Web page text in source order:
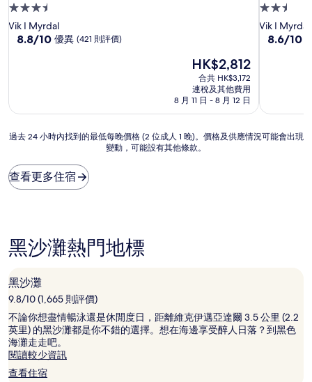
3.5
星
級
Vik I Myrdal
8.8
分)，
異，
則
評
價)
8.8/10 優異 (421 則評價)
現
售
HK$2,812
HK$2,812
合共 HK$3,172
連稅及其他費用
8 月 11 日 - 8 月 12 日
2.5
星
級
Vik I Myrdal
8.6
分)，
異，
8.6/10
過
小
時
的
最
晚
價
格
(2
位
成
人
1
過去 24 小時內找到的最低每晚價格 (2 位成人 1 晚)。價格及供應情況可能會出現
變動，可能設有其他條款。
查看更多住宿
黑沙灘熱門地標
黑沙灘
9.8/10 (1,665 則評價)
不論你想盡情暢泳還是休閒度日，距離維克伊邁亞達爾 3.5 公里 (2.2
英里) 的黑沙灘都是你不錯的選擇。想在海邊享受醉人日落？到黑色
海灘走走吧。
閱讀較少資訊
查看住宿